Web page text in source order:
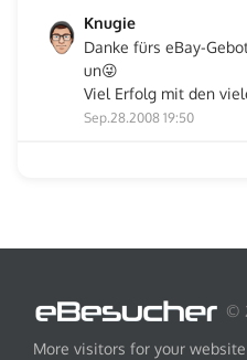
Knugie
Danke fürs eBay-
un😜
Viel Erfolg mit den
Sep.28.2008 19:50
©
More visitors for your website